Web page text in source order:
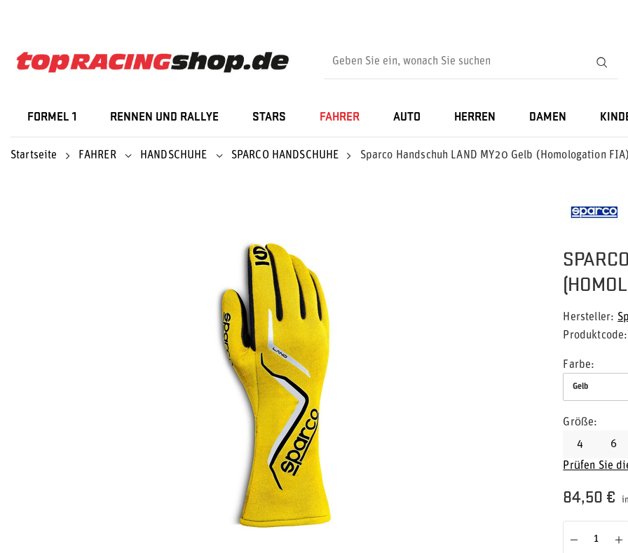
FORMEL 1 RENNEN UND RALLYE STARS FAHRER AUTO HERREN DAMEN
Startseite FAHRER HANDSCHUHE SPARCO HANDSCHUHE Sparco Handschuh LAND MY20 Gelb (Homologation FIA)
Hersteller
Produktcode
Farbe
Gelb
Größe
4
6
Prüfen Sie
84,50 €